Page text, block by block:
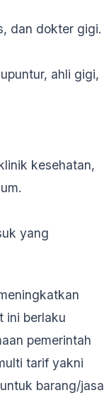
dan dokter gigi.
ahli gigi,
kesehatan,
yang
ini berlaku
pemerintah
tarif yakni
barang/jasa